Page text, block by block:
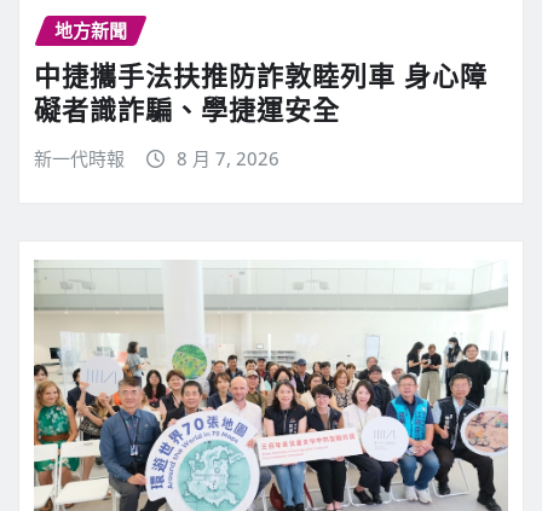
地方新聞
中捷攜手法扶推防詐敦睦列車 身心障
礙者識詐騙、學捷運安全
新一代時報 8 月 7, 2026